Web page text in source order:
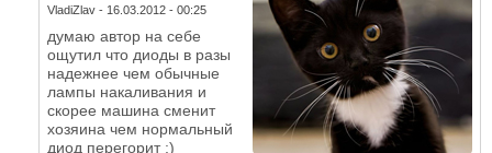
VladiZlav- 16.03.2012 - 00:25
думаю автор на себе
ощутил что диоды в разы
надежнее чем обычные
лампы накаливания и
скорее машина сменит
хозяина чем нормальный
диод перегорит ;)